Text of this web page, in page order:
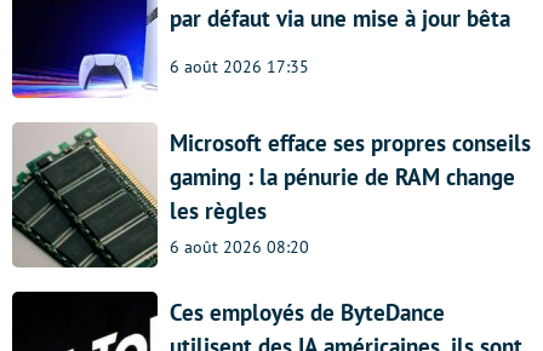
par défaut via une mise à jour bêta
6 août 2026 17:35
Microsoft efface ses propres conseils
gaming : la pénurie de RAM change
les règles
6 août 2026 08:20
Ces employés de ByteDance